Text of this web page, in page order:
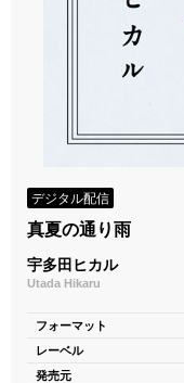
デジタル配信
真夏の通り雨
宇多田ヒカル
Utada Hikaru
フォーマット
レーベル
発売元